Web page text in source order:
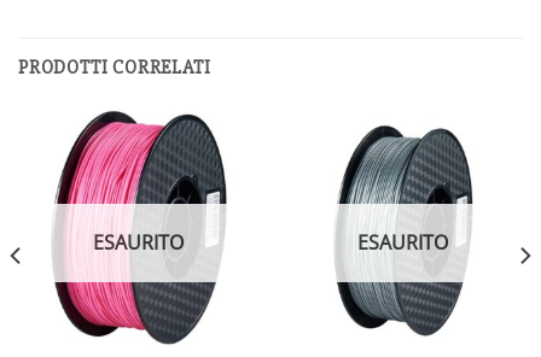
PRODOTTI CORRELATI
ESAURITO ESAURITO